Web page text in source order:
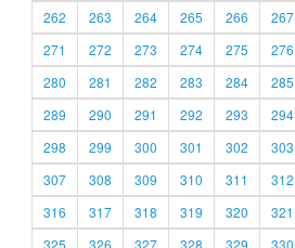
262
263 264 265 266 267
271
272 273 274 275 276
280
281 282 283 284 285
289
290 291 292 293 294
298
299 300 301 302 303
307
308 309 310 311 312
316
317 318 319 320 321
325
326 327 328 329 330